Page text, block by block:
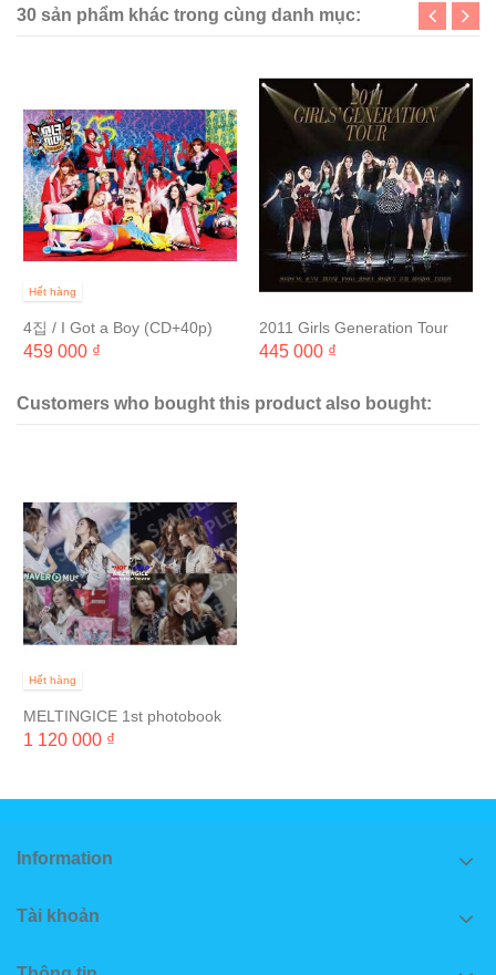
30 sản phẩm khác trong cùng danh mục:
Hết hàng
4집 / I Got a Boy (CD+40p)
459 000 ₫
2011 Girls Generation Tour
(2CD+60P 화보집) [포스터+지
445 000 ₫
Customers who bought this product also bought:
Hết hàng
MELTINGICE 1st photobook
"HOT N COLD"
1 120 000 ₫
Information
Tài khoản